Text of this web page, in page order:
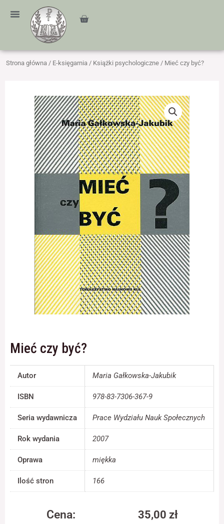
treści
Cart
Strona główna / E-księgarnia / Książki psychologiczne / Mieć czy być?
Mieć czy być?
Autor Maria Gałkowska-Jakubik
ISBN 978-83-7306-367-9
Seria wydawnicza Prace Wydziału Nauk Społecznych
Rok wydania 2007
Oprawa miękka
Ilość stron 166
Cena: 35,00 zł
Konieczne
Te pliki cookie
nie są
opcjonalne. Są
one potrzebne
do
Statystyka
Abyśmy mogli
poprawić
strony
internetowej,
tego, jak strona
Doświadczenie
działała jak